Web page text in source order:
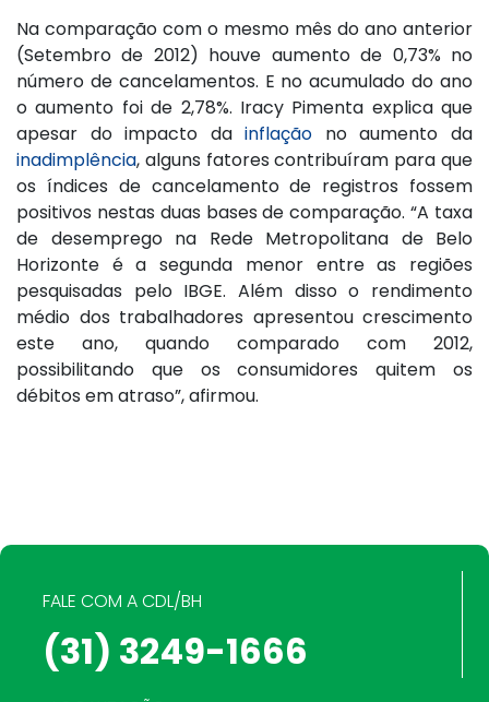
Na comparação com o mesmo mês do ano anterior
(Setembro de 2012) houve aumento de 0,73% no
número de cancelamentos. E no acumulado do ano
o aumento foi de 2,78%. Iracy Pimenta explica que
apesar do impacto dainflação no aumento da
inadimplência, alguns fatores contribuíram para que
os índices de cancelamento de registros fossem
positivos nestas duas bases de comparação. “A taxa
de desemprego na Rede Metropolitana de Belo
Horizonte é a segunda menor entre as regiões
pesquisadas pelo IBGE. Além disso o rendimento
médio dos trabalhadores apresentou crescimento
este ano, quando comparado com 2012,
possibilitando que os consumidores quitem os
débitos em atraso”, afirmou.
FALE COM A CDL/BH
(31) 3249-1666